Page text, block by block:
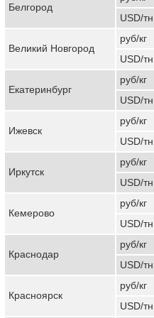
Белгород
USD/тн
Великий Новгород
руб/кг
USD/тн
Екатеринбург
руб/кг
USD/тн
Ижевск
руб/кг
USD/тн
Иркутск
руб/кг
USD/тн
Кемерово
руб/кг
USD/тн
Краснодар
руб/кг
USD/тн
Красноярск
руб/кг
USD/тн